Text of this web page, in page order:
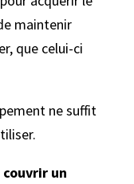
maintenir
que celui-ci
ne suffit
couvrir un